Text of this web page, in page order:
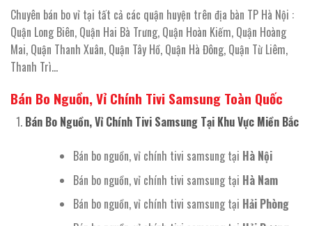
Chuyên bán bo vỉ tại tất cả các quận huyện trên địa bàn TP Hà Nội :
Quận Long Biên, Quận Hai Bà Trưng, Quận Hoàn Kiếm, Quận Hoàng
Mai, Quận Thanh Xuân, Quận Tây Hồ, Quận Hà Đông, Quận Từ Liêm,
Thanh Trì…
Bán Bo Nguồn, Vỉ Chính Tivi Samsung Toàn Quốc
Bán Bo Nguồn, Vỉ Chính Tivi Samsung Tại Khu Vực Miền Bắc
Bán bo nguồn, vỉ chính tivi samsung tại Hà Nội
Bán bo nguồn, vỉ chính tivi samsung tại Hà Nam
Bán bo nguồn, vỉ chính tivi samsung tại Hải Phòng